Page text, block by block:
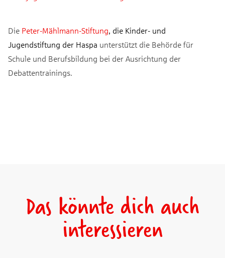
Die Peter-Mählmann-Stiftung, die Kinder- und
Jugendstiftung der Haspa unterstützt die Behörde für
Schule und Berufsbildung bei der Ausrichtung der
Debattentrainings.
Das könnte dich auch
interessieren